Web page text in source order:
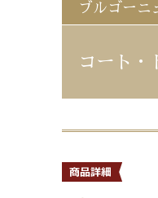
ブルゴー
コート・